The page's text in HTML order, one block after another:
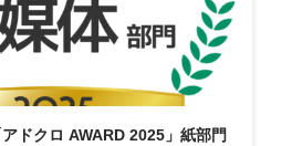
ドクロ AWARD 2025」紙部門